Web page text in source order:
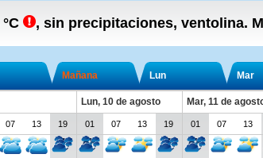
°C , sin precipitaciones, ventolina.
Mañana Lun Mar
Lun, 10 de agosto Mar, 11 de
07 13 19 01 07 13 19 01 07 13